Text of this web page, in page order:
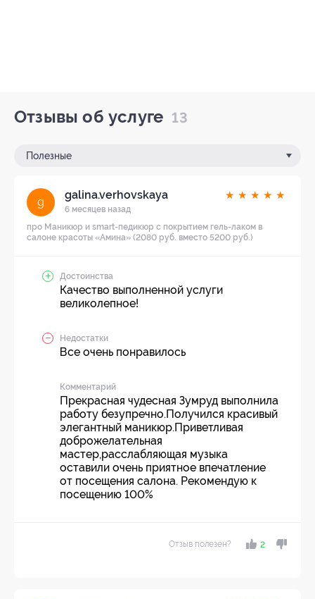
Отзывы об услуге 13
Полезные
g
galina.verhovskaya
6 месяцев назад
★ ★ ★ ★ ★
про Маникюр и smart-педикюр с покрытием гель-лаком в
салоне красоты «Амина» (2080 руб. вместо 5200 руб.)
Достоинства
Качество выполненной услуги
великолепное!
Недостатки
Все очень понравилось
Комментарий
Прекрасная чудесная Зумруд выполнила
работу безупречно.Получился красивый
элегантный маникюр.Приветливая
доброжелательная
мастер,расслабляющая музыка
оставили очень приятное впечатление
от посещения салона. Рекомендую к
посещению 100%
Отзыв полезен? 2